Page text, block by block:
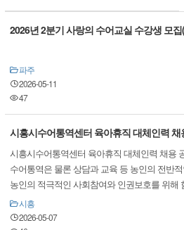
2026년 2분기 사랑의 수어교실 수강생 모
파주
2026-05-11
47
시흥시수어통역센터 육아휴직 대체인력 채
시흥시수어통역센터 육아휴직 대체인력 채용
수어통역은 물론 상담과 교육 등 농인의 전반
농인의 적극적인 사회참여와 인권보호를 위해
시흥
2026-05-07